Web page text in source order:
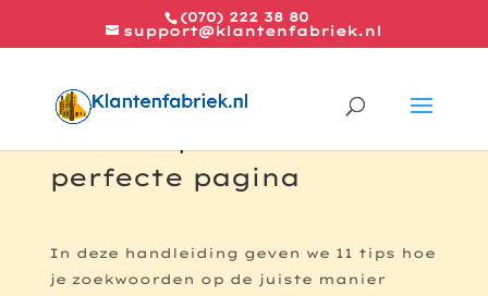
(070) 222 38 80
support@klantenfabriek.nl
perfecte pagina
In deze handleiding geven we 11 tips hoe
je zoekwoorden op de juiste manier